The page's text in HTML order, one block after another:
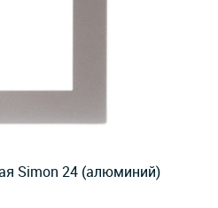
Simon 24 (алюминий)